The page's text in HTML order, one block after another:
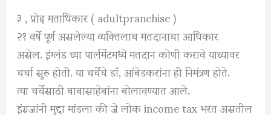
३ , प्रोढ़ मताधिकार ( adultpranchise )
२१ वर्षे पूर्ण असलेल्या व्यक्तिलाच मतदानाचा आधिकार
असेल. इंग्लंड च्या पार्लमेंटमध्ये मतदान कोणी करावे याच्यावर
चर्चा सुरु होती. या चर्चेचे डॉ, आंबेडकरांना ही निमंत्रण होते.
त्या चर्चेसाठी बाबासाहेबांना बोलावण्यात आले.
इंग्रजांनी मुद्दा मांडला की जे लोक income tax भरत असतील